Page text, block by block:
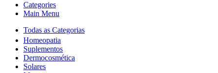
Categories
Main Menu
Todas as Categorias
Homeopatia
Suplementos
Dermocosmética
Solares